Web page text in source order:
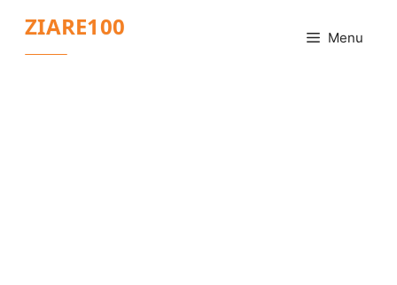
conținut
ZIARE100 Menu